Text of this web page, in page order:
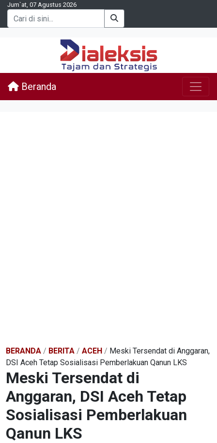
Jum`at, 07 Agustus 2026
Beranda
BERANDA / BERITA / ACEH / Meski Tersendat di Anggaran,
DSI Aceh Tetap Sosialisasi Pemberlakuan Qanun LKS
Meski Tersendat di
Anggaran, DSI Aceh Tetap
Sosialisasi Pemberlakuan
Qanun LKS